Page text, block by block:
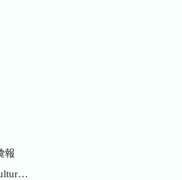
報
Station